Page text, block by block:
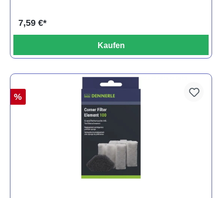
7,59 €*
Kaufen
%